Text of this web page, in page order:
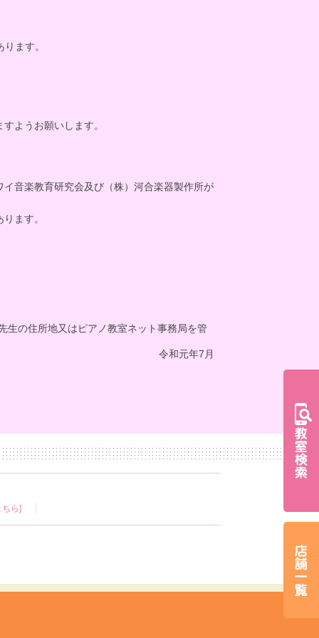
ます。
ようお願いします。
音楽教育研究会及び（株）河合楽器製作所が
ます。
生の住所地又はピアノ教室ネット事務局を管
令和元年7月
ら]